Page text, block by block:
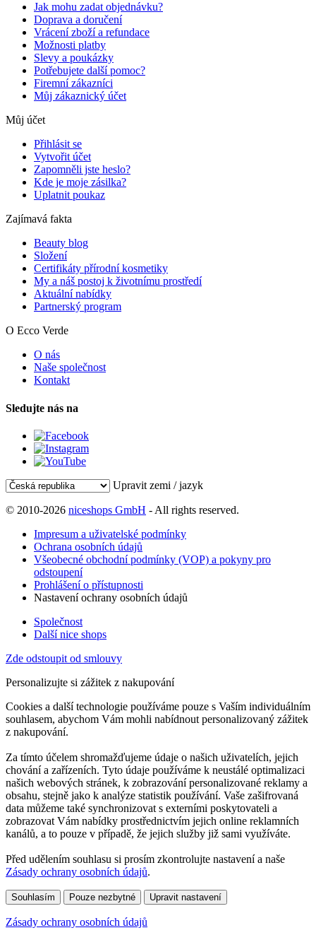
Jak mohu zadat objednávku?
Doprava a doručení
Vrácení zboží a refundace
Možnosti platby
Slevy a poukázky
Potřebujete další pomoc?
Firemní zákazníci
Můj zákaznický účet
Můj účet
Přihlásit se
Vytvořit účet
Zapomněli jste heslo?
Kde je moje zásilka?
Uplatnit poukaz
Zajímavá fakta
Beauty blog
Složení
Certifikáty přírodní kosmetiky
My a náš postoj k životnímu prostředí
Aktuální nabídky
Partnerský program
O Ecco Verde
O nás
Naše společnost
Kontakt
Sledujte nás na
Upravit zemi / jazyk
© 2010-2026 niceshops GmbH - All rights reserved.
Impresum a uživatelské podmínky
Ochrana osobních údajů
Všeobecné obchodní podmínky (VOP) a pokyny pro
odstoupení
Prohlášení o přístupnosti
Nastavení ochrany osobních údajů
Společnost
Další nice shops
Zde odstoupit od smlouvy
Personalizujte si zážitek z nakupování
Cookies a další technologie používáme pouze s Vaším individuálním
souhlasem, abychom Vám mohli nabídnout personalizovaný zážitek
z nakupování.
Za tímto účelem shromažďujeme údaje o našich uživatelích, jejich
chování a zařízeních. Tyto údaje používáme k neustálé optimalizaci
našich webových stránek, k zobrazování personalizované reklamy a
obsahu, stejně jako k analýze statistik používání. Vaše zašifrovaná
data můžeme také synchronizovat s externími poskytovateli a
zobrazovat Vám nabídky prostřednictvím jejich online reklamních
kanálů, a to pouze v případě, že jejich služby již sami využíváte.
Před udělením souhlasu si prosím zkontrolujte nastavení a naše
Zásady ochrany osobních údajů.
Souhlasím Pouze nezbytné Upravit nastavení
Zásady ochrany osobních údajů